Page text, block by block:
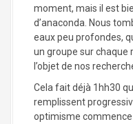
moment, mais il est
d’anaconda. Nous
eaux peu profondes,
un groupe sur chaque
l’objet de nos
Cela fait déjà 1hh30
remplissent
optimisme